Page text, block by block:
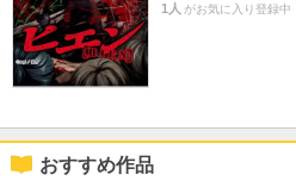
1人 がお気に入り登録中
おすすめ作品